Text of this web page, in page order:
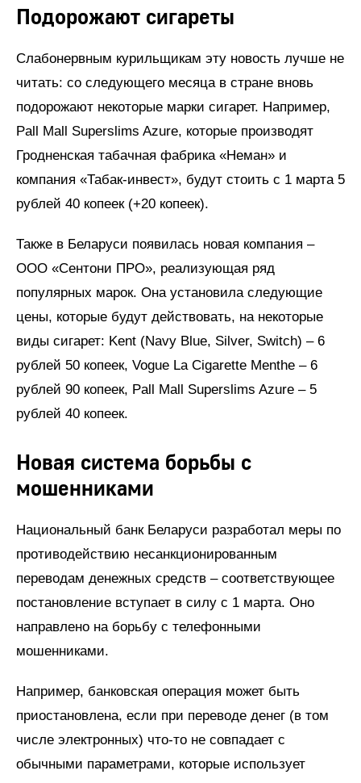
Подорожают сигареты
Слабонервным курильщикам эту новость лучше не
читать: со следующего месяца в стране вновь
подорожают некоторые марки сигарет. Например,
Pall Mall Superslims Azure, которые производят
Гродненская табачная фабрика «Неман» и
компания «Табак-инвест», будут стоить с 1 марта 5
рублей 40 копеек (+20 копеек).
Также в Беларуси появилась новая компания –
ООО «Сентони ПРО», реализующая ряд
популярных марок. Она установила следующие
цены, которые будут действовать, на некоторые
виды сигарет: Kent (Navy Blue, Silver, Switch) – 6
рублей 50 копеек, Vogue La Cigarette Menthe – 6
рублей 90 копеек, Pall Mall Superslims Azure – 5
рублей 40 копеек.
Новая система борьбы с
мошенниками
Национальный банк Беларуси разработал меры по
противодействию несанкционированным
переводам денежных средств – соответствующее
постановление вступает в силу с 1 марта. Оно
направлено на борьбу с телефонными
мошенниками.
Например, банковская операция может быть
приостановлена, если при переводе денег (в том
числе электронных) что-то не совпадает с
обычными параметрами, которые использует